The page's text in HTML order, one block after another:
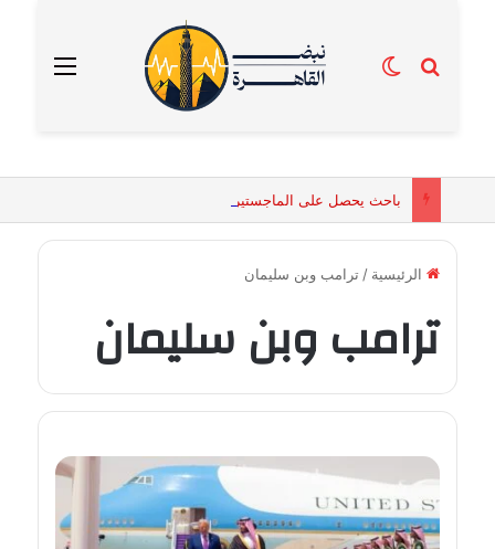
القائمة بحث عنالوضع المظلم
الرئيسية / ترامب وبن سليمان
ترامب وبن سليمان